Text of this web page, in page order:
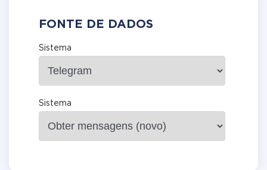
FONTE DE DADOS
Sistema
Sistema